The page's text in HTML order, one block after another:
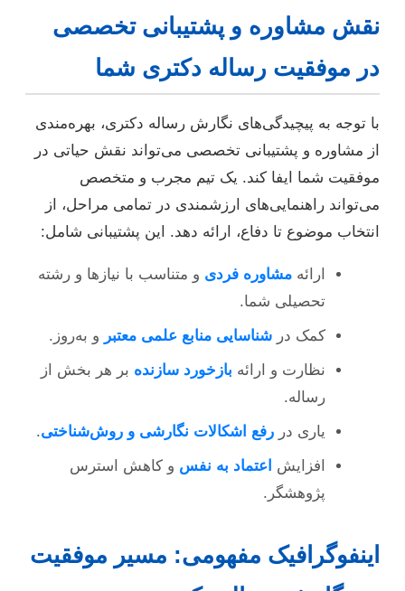
نقش مشاوره و پشتیبانی تخصصی
در موفقیت رساله دکتری شما
با توجه به پیچیدگی‌های نگارش رساله دکتری، بهره‌مندی
از مشاوره و پشتیبانی تخصصی می‌تواند نقش حیاتی در
موفقیت شما ایفا کند. یک تیم مجرب و متخصص
می‌تواند راهنمایی‌های ارزشمندی در تمامی مراحل، از
انتخاب موضوع تا دفاع، ارائه دهد. این پشتیبانی شامل:
ارائه مشاوره فردی و متناسب با نیازها و رشته
تحصیلی شما.
کمک در شناسایی منابع علمی معتبر و به‌روز.
نظارت و ارائه بازخورد سازنده بر هر بخش از
رساله.
یاری در رفع اشکالات نگارشی و روش‌شناختی.
افزایش اعتماد به نفس و کاهش استرس
پژوهشگر.
اینفوگرافیک مفهومی: مسیر موفقیت